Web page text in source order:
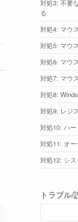
対処3: 不要
る
対処4: マウ
対処5: マウ
対処6: マウ
対処7: マウ
対処8:
対処9: レジ
対処10: ハ
対処11: オ
対処12: シ
トラブル/